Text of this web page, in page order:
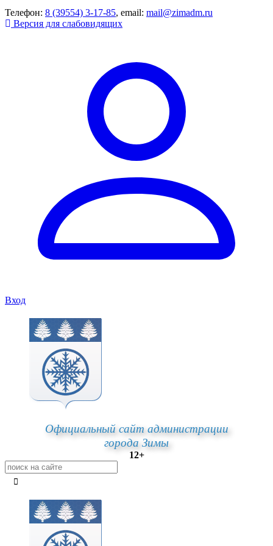
Телефон: 8 (39554) 3-17-85, email: mail@zimadm.ru
Версия для слабовидящих
Вход
Официальный сайт администрации
города Зимы
12+